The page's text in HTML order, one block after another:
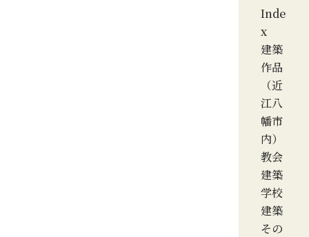
Inde
x
建築
作品
（近
江八
幡市
内）
教会
建築
学校
建築
その